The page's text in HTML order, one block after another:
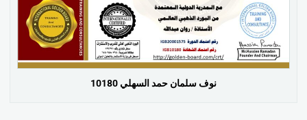
نوف سلمان حمد السهلي 10180